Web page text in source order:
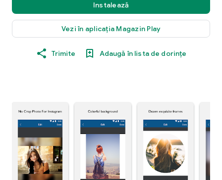
Instalează
Vezi în aplicația Magazin Play
Trimite Adaugă în lista de dorințe